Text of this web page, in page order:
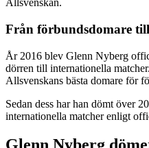
Allsvenskan.
Från förbundsdomare
År 2016 blev Glenn Nyberg
dörren till internationella
Allsvenskans bästa domare för
Sedan dess har han dömt över
internationella matcher enligt